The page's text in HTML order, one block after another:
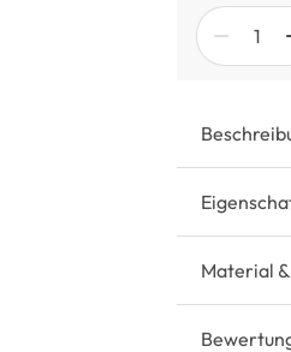
Material